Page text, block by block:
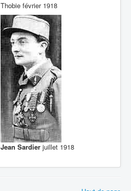
Thobie février 1918
Jean Sardier juillet 1918